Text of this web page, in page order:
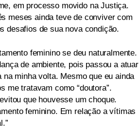
em processo movido na Justiça.
meses ainda teve de conviver com
desafios de sua nova condição.
feminino se deu naturalmente.
de ambiente, pois passou a atuar
minha volta. Mesmo que eu ainda
me tratavam como “doutora”.
que houvesse um choque.
feminino. Em relação a vítimas